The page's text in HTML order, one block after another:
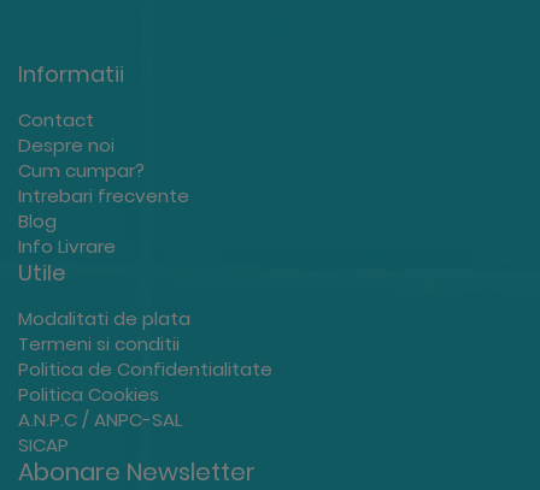
Informatii
Contact
Despre noi
Cum cumpar?
Intrebari frecvente
Blog
Info Livrare
Utile
Modalitati de plata
Termeni si conditii
Politica de Confidentialitate
Politica Cookies
A.N.P.C / ANPC-SAL
SICAP
Abonare Newsletter